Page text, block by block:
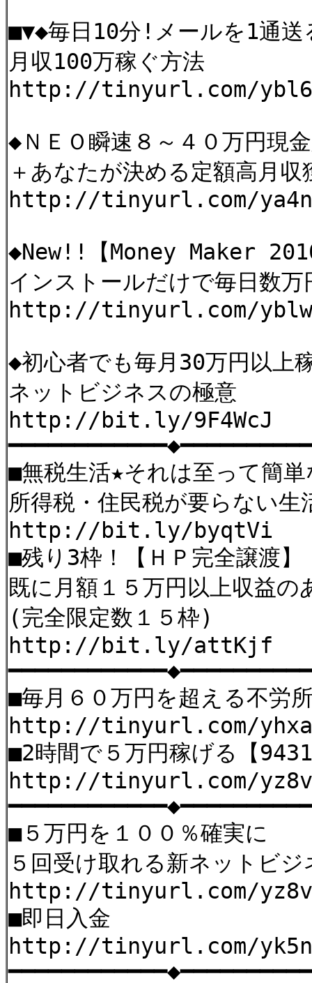
■▼◆毎日10分!メールを1通送
月収100万稼ぐ方法
http://tinyurl.com/
◆ＮＥＯ瞬速８～４０万円現
＋あなたが決める定額高月収
http://tinyurl.com/
◆New!!【Money Maker
インストールだけで毎日数
http://tinyurl.com/
◆初心者でも毎月30万円以上
ネットビジネスの極意
http://bit.ly/9F4WcJ
■無税生活★それは至って簡
所得税・住民税が要らない生
http://bit.ly/byqtVi
■残り3枠！【ＨＰ完全譲渡】
既に月額１５万円以上収益
(完全限定数１５枠)
http://bit.ly/attKjf
■毎月６０万円を超える不労
http://tinyurl.com/
■2時間で５万円稼げる【
http://tinyurl.com/
■５万円を１００％確実に
５回受け取れる新ネットビジ
http://tinyurl.com/
■即日入金
http://tinyurl.com/